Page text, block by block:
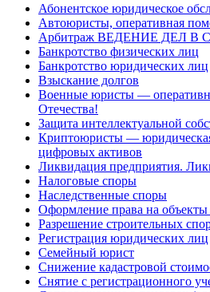
Абонентское юридическое
Автоюристы, оперативная
Арбитраж ВЕДЕНИЕ ДЕЛ В
Банкротство физических лиц
Банкротство юридических лиц
Взыскание долгов
Военные юристы —
Отечества!
Защита интеллектуальной
Криптоюристы —
цифровых активов
Ликвидация предприятия.
Налоговые споры
Наследственные споры
Оформление права на
Разрешение строительных
Регистрация юридических лиц
Семейный юрист
Снижение кадастровой
Снятие с регистрационного